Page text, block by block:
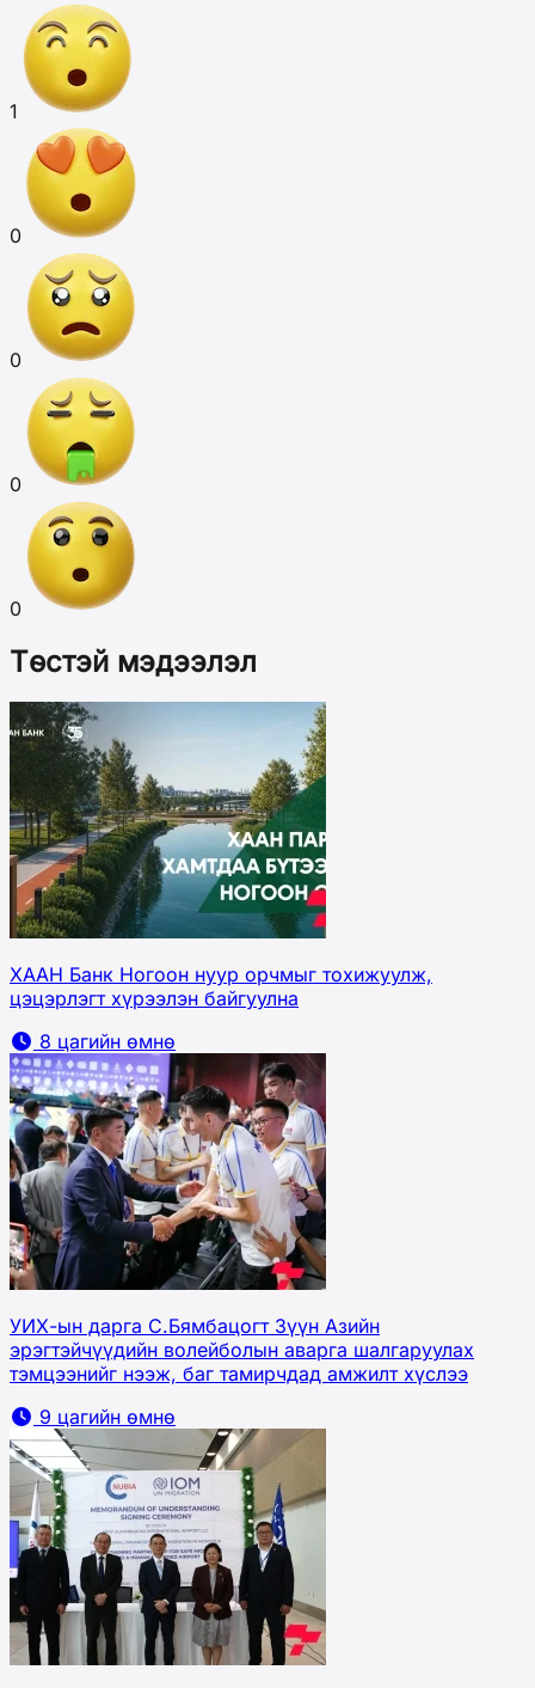
1
0
0
0
0
Төстэй мэдээлэл
ХААН Банк Ногоон нуур орчмыг тохижуулж,
цэцэрлэгт хүрээлэн байгуулна
8 цагийн өмнө
УИХ-ын дарга С.Бямбацогт Зүүн Азийн
эрэгтэйчүүдийн волейболын аварга шалгаруулах
тэмцээнийг нээж, баг тамирчдад амжилт хүслээ
9 цагийн өмнө